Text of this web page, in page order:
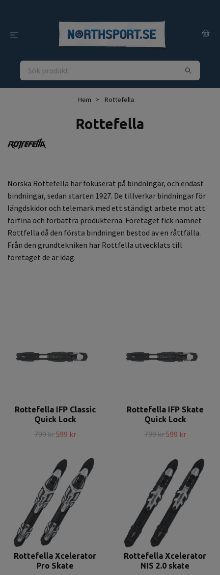
Hem Rottefella
Rottefella
Norska Rottefella har fokuserat på bindningar, och endast
bindningar, sedan starten 1927. De tillverkar bindningar för
längdskidor och telemark med ett ständigt arbete mot att
förfina och förbättra produkterna. Företaget fick namnet
Rottfella då den första bindningen bestod av en råttfälla.
Från den grundtekniken har Rottfella utvecklats till
företaget de är idag.
Rottefella IFP Classic
Quick Lock
799 kr599 kr
Rottefella IFP Skate
Quick Lock
799 kr599 kr
Rottefella Xcelerator
Pro Skate
Rottefella Xcelerator
NIS 2.0 skate